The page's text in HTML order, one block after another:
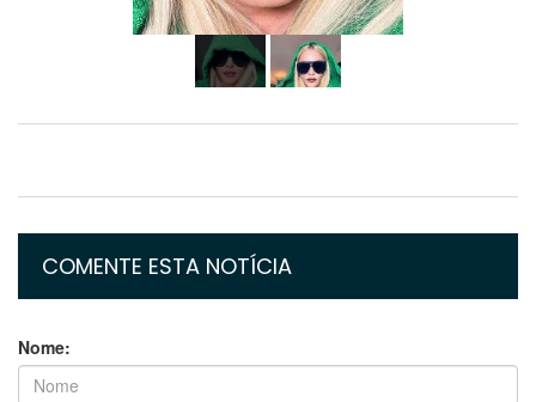
COMENTE ESTA NOTÍCIA
Nome: